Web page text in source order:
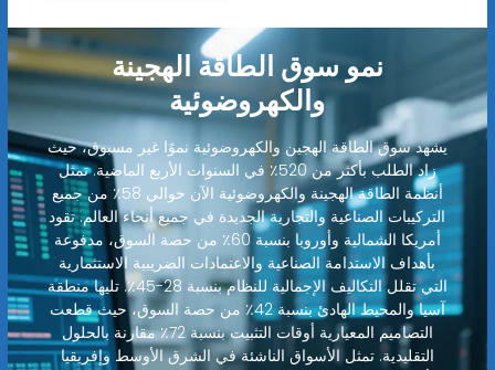
نمو سوق الطاقة الهجينة
والكهروضوئية
يشهد سوق الطاقة الهجين والكهروضوئية نموًا غير مسبوق، حيث
زاد الطلب بأكثر من 520٪ في السنوات الأربع الماضية. تمثل
أنظمة الطاقة الهجينة والكهروضوئية الآن حوالي 58٪ من جميع
التركيبات الصناعية والتجارية الجديدة في جميع أنحاء العالم. تقود
أمريكا الشمالية وأوروبا بنسبة 60٪ من حصة السوق، مدفوعة
بأهداف الاستدامة الصناعية والاعتمادات الضريبية الاستثمارية
التي تقلل التكاليف الإجمالية للنظام بنسبة 28-45٪. تليها منطقة
آسيا والمحيط الهادئ بنسبة 42٪ من حصة السوق، حيث قطعت
التصاميم المعيارية أوقات التثبيت بنسبة 72٪ مقارنة بالحلول
التقليدية. تمثل الأسواق الناشئة في الشرق الأوسط وإفريقيا